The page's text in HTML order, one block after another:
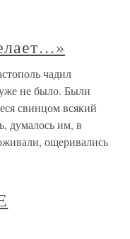
чадил
не было. Были
свинцом всякий
думалось им, в
ощеривались